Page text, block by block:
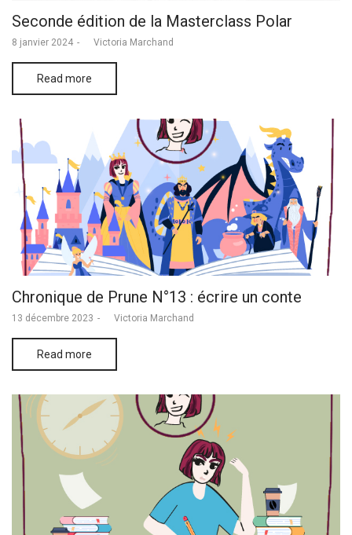
Seconde édition de la Masterclass Polar
Posted
8 janvier 2024 byVictoria Marchand
Read more
Chronique de Prune N°13 : écrire un conte
Posted
13 décembre 2023 byVictoria Marchand
Read more